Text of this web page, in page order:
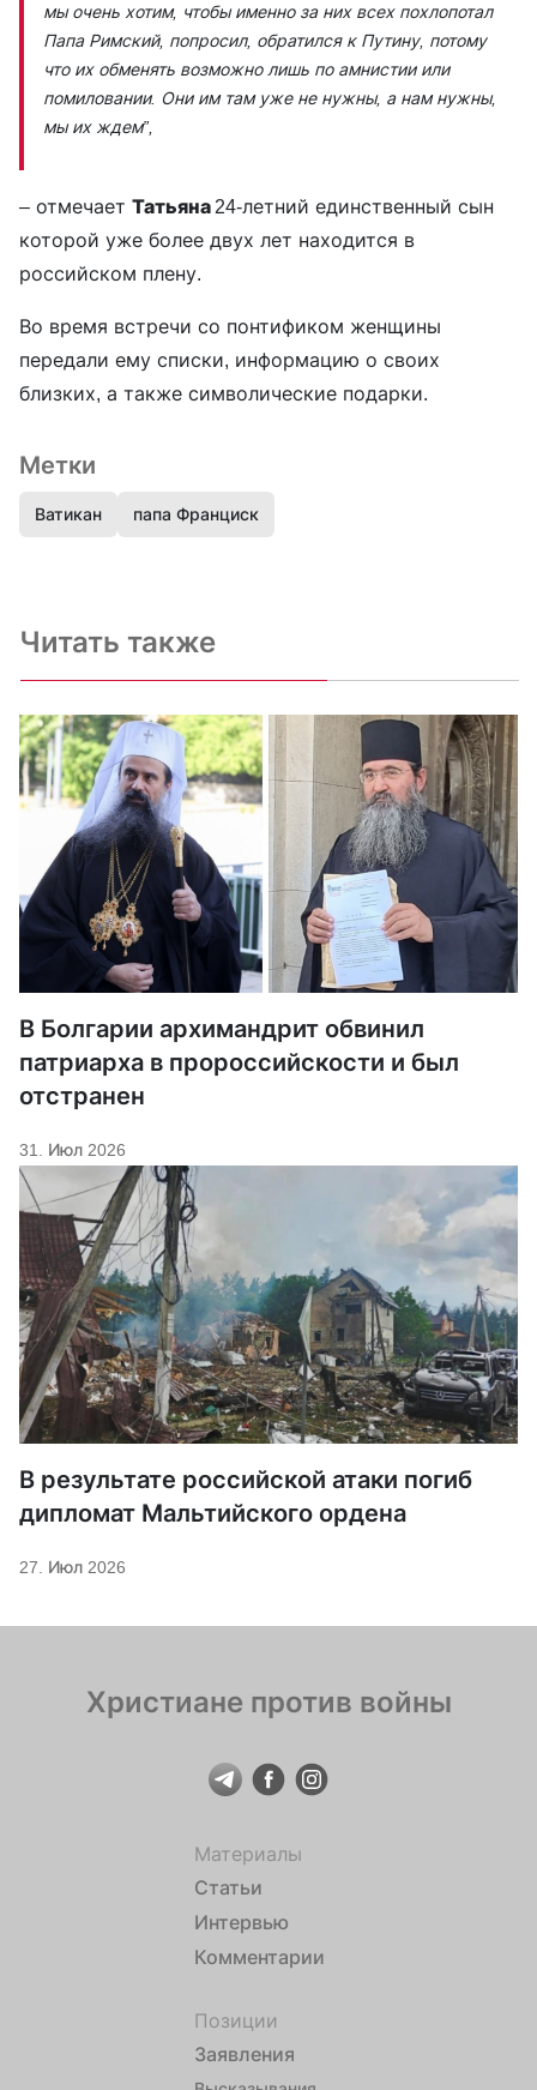
мы очень хотим, чтобы именно за них всех похлопотал
Папа Римский, попросил, обратился к Путину, потому
что их обменять возможно лишь по амнистии или
помиловании. Они им там уже не нужны, а нам нужны,
мы их ждем”,
– отмечает Татьяна24-летний единственный сын
которой уже более двух лет находится в
российском плену.
Во время встречи со понтификом женщины
передали ему списки, информацию о своих
близких, а также символические подарки.
Метки
Ватикан папа Франциск
Читать также
В Болгарии архимандрит обвинил
патриарха в пророссийскости и был
отстранен
31. Июл 2026
В результате российской атаки погиб
дипломат Мальтийского ордена
27. Июл 2026
Христиане против войны
Материалы
Статьи
Интервью
Комментарии
Позиции
Заявления